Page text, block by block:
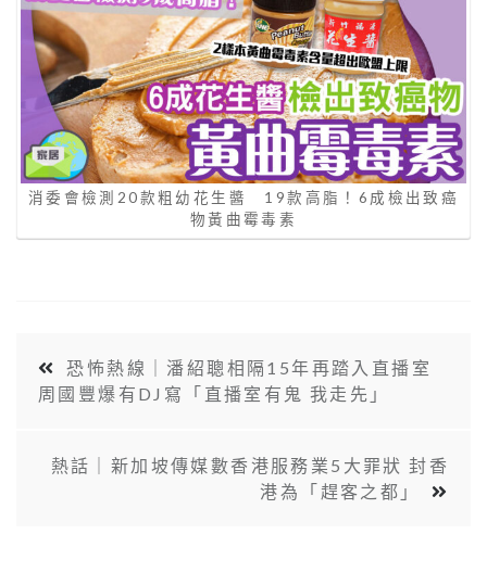
消委會檢測20款粗幼花生醬 19款高脂！6成檢出致癌
物黃曲霉毒素
恐怖熱線｜潘紹聰相隔15年再踏入直播室
周國豐爆有DJ寫「直播室有鬼 我走先」
熱話｜新加坡傳媒數香港服務業5大罪狀 封香
港為「趕客之都」